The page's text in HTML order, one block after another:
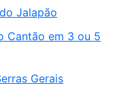
Jalapão
Cantão em 3 ou 5
Gerais